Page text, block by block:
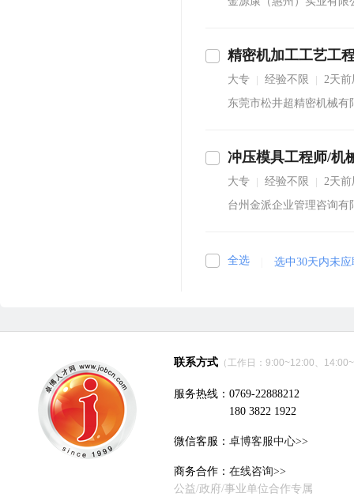
精密机加工工艺工
大专 经验不限
2天
东莞市松井超精密机械有
大专 经验不限
2天
台州金派企业管理咨询有
全选 选中30天内未
联系方式 （工作日：9:00~12:00、
服务热线：0769-22888212
180 3822 1922
微信客服： 卓博客服中心>>
商务合作： 在线咨询>>
公益/政府/事业单位合作专属